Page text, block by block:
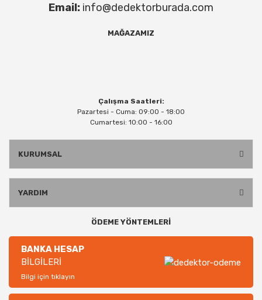
Email: info@dedektorburada.com
MAĞAZAMIZ
Çalışma Saatleri:
Pazartesi - Cuma: 09:00 - 18:00
Cumartesi: 10:00 - 16:00
KURUMSAL
YARDIM
ÖDEME YÖNTEMLERİ
BANKA HESAP
BİLGİLERİ
Bilgi için tıklayın